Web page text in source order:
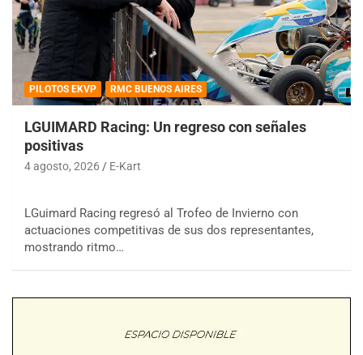
PILOTOS EKVP RMC BUENOS AIRES
LGUIMARD Racing: Un regreso con señales
positivas
4 agosto, 2026 E-Kart
LGuimard Racing regresó al Trofeo de Invierno con
actuaciones competitivas de sus dos representantes,
mostrando ritmo…